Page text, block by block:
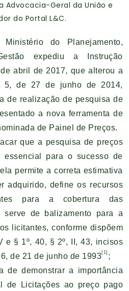
Advocacia-Geral da União e
do Portal L&C.
Ministério do Planejamento,
expediu a Instrução
abril de 2017, que alterou a
5, de 27 de junho de 2014,
de realização de pesquisa de
a nova ferramenta de
de Painel de Preços.
que a pesquisa de preços
essencial para o sucesso de
permite a correta estimativa
adquirido, define os recursos
para a cobertura das
serve de balizamento para a
licitantes, conforme dispõem
e § 1º, 40, § 2º, II, 43, incisos
de 21 de junho de 1993[1] ;
a importância
de Licitações ao preço pago